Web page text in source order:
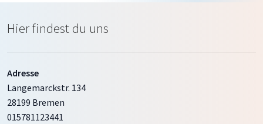
Hier findest du uns
Adresse
Langemarckstr. 134
28199 Bremen
015781123441